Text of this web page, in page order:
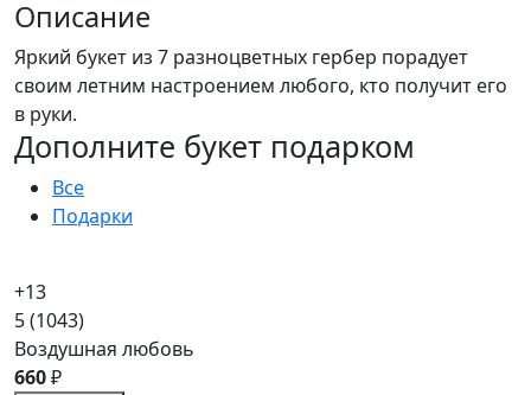
Описание
Яркий букет из 7 разноцветных гербер порадует
своим летним настроением любого, кто получит его
в руки.
Дополните букет подарком
Все
Подарки
+13
5(1043)
Воздушная любовь
660₽